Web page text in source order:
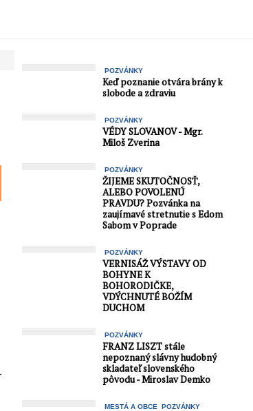
POZVÁNKY
Keď poznanie otvára brány k
slobode a zdraviu
POZVÁNKY
VÉDY SLOVANOV - Mgr.
Miloš Zverina
POZVÁNKY
ŽIJEME SKUTOČNOSŤ,
ALEBO POVOLENÚ
PRAVDU? Pozvánka na
zaujímavé stretnutie s Edom
Sabom v Poprade
POZVÁNKY
VERNISÁŽ VÝSTAVY OD
BOHYNE K
BOHORODIČKE,
VDÝCHNUTÉ BOŽÍM
DUCHOM
POZVÁNKY
FRANZ LISZT stále
nepoznaný slávny hudobný
skladateľ slovenského
pôvodu - Miroslav Demko
MESTÁ A OBCE POZVÁNKY